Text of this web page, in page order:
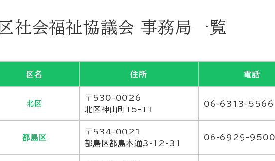
区社会福祉協議会 事務局一覧
区名 住所 電話
北区
〒530-0026
北区神山町15-11
06-6313-5566
都島区
〒534-0021
都島区都島本通3-12-31
06-6929-9500